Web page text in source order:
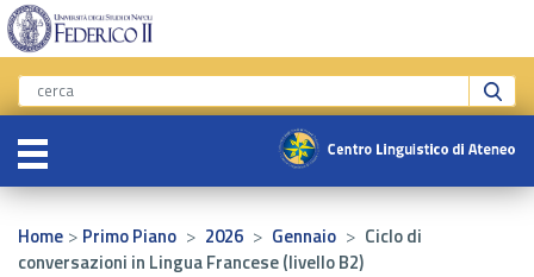
Home > Primo Piano > 2026 > Gennaio > Ciclo di
conversazioni in Lingua Francese (livello B2)